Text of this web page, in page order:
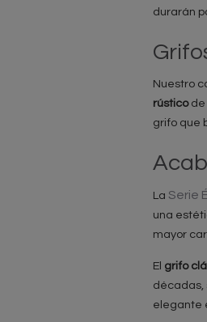
durarán
Nuestro
rústicode
grifo que
La Serie
una
mayor
El grifo
décadas,
elegante